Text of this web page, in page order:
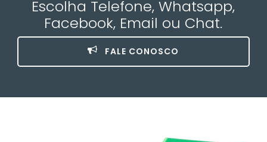
Escolha Telefone, Whatsapp,
Facebook, Email ou Chat.
FALE CONOSCO